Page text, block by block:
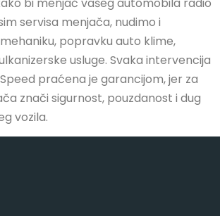
servisa menjača, nudimo i
popravku auto klime,
usluge. Svaka intervencija
praćena je garancijom, jer za
znači sigurnost, pouzdanost i dug
vozila.